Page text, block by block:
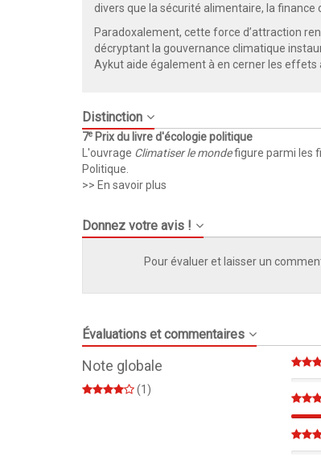
divers que la sécurité alimentaire, la finance
Paradoxalement, cette force d’attraction
décryptant la gouvernance climatique
Aykut aide également à en cerner les effets
Distinction
7e Prix du livre d'écologie politique
L'ouvrage Climatiser le mondefigure parmi les
Politique.
>> En savoir plus
Donnez votre avis !
Pour évaluer et laisser un
Évaluations et commentaires
Note globale
(1)